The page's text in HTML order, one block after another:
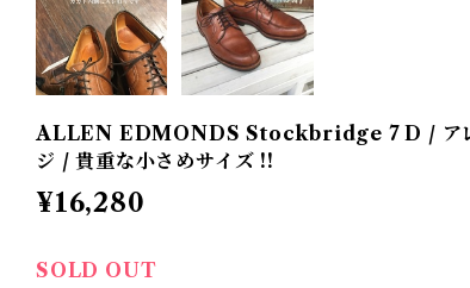
ALLEN EDMONDS Stockbridge 7 D / アレ
ジ / 貴重な小さめサイズ !!
¥16,280
SOLD OUT